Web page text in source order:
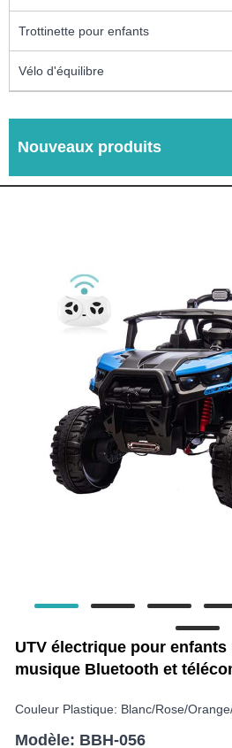
Trottinette pour enfants
Vélo d'équilibre
Nouveaux produits
UTV électrique pour enfants
musique Bluetooth et
Couleur Plastique: Blanc/rose/
Modèle: BBH-056